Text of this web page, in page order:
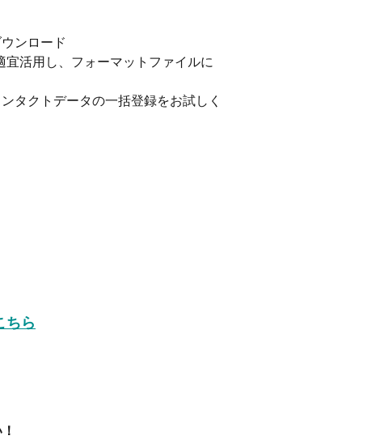
ンロード
活用し、フォーマットファイルに
タクトデータの一括登録をお試しく
ちら